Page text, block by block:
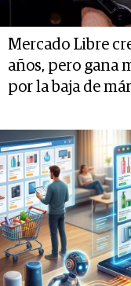
Mercado Libre
años, pero gana
por la baja de